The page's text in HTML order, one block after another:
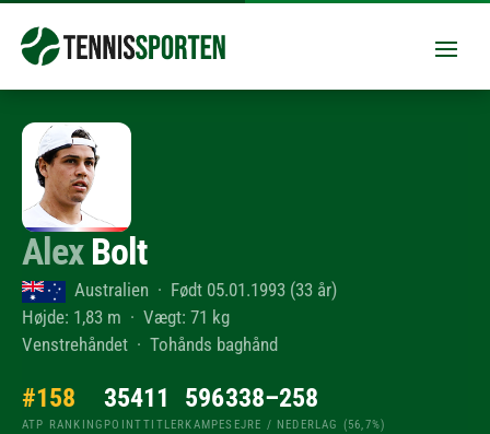
AlexBolt
Australien · Født 05.01.1993 (33 år)
Højde: 1,83 m · Vægt: 71 kg
Venstrehåndet · Tohånds baghånd
#158
ATP RANKING
354
POINT
11
TITLER
596
KAMPE
338–258
SEJRE / NEDERLAG (56,7%)